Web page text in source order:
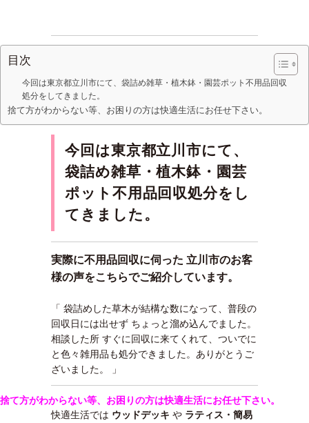
目次
今回は東京都立川市にて、袋詰め雑草・植木鉢・園芸ポット不用品回収
処分をしてきました。
捨て方がわからない等、お困りの方は快適生活にお任せ下さい。
今回は東京都立川市にて、
袋詰め雑草・植木鉢・園芸
ポット不用品回収処分をし
てきました。
実際に不用品回収に伺った 立川市のお客
様の声をこちらでご紹介しています。
「 袋詰めした草木が結構な数になって、普段の
回収日には出せず ちょっと溜め込んでました。
相談した所 すぐに回収に来てくれて、ついでに
と色々雑用品も処分できました。ありがとうご
ざいました。 」
捨て方がわからない等、お困りの方は快適生活にお任せ下さい。
快適生活では ウッドデッキ や ラティス・簡易